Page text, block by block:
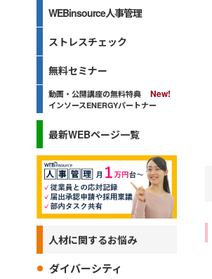
WEBinsource人事管理
ストレスチェック
無料セミナー
動画・公開講座の無料特典
インソースENERGYパートナー
最新WEBページ一覧
人材に関するお悩み
ダイバーシティ